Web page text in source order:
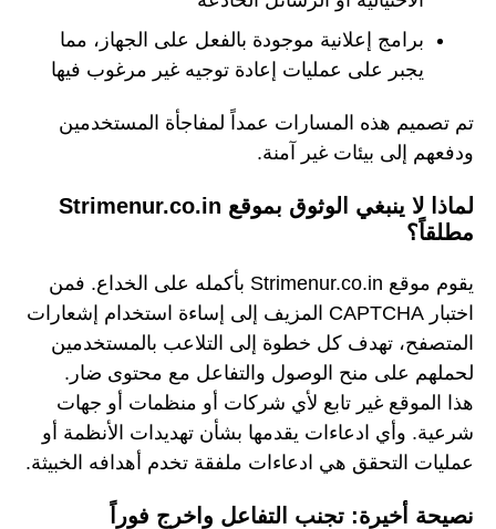
برامج إعلانية موجودة بالفعل على الجهاز، مما
يجبر على عمليات إعادة توجيه غير مرغوب فيها
تم تصميم هذه المسارات عمداً لمفاجأة المستخدمين
ودفعهم إلى بيئات غير آمنة.
لماذا لا ينبغي الوثوق بموقع Strimenur.co.in
مطلقاً؟
يقوم موقع Strimenur.co.in بأكمله على الخداع. فمن
اختبار CAPTCHA المزيف إلى إساءة استخدام إشعارات
المتصفح، تهدف كل خطوة إلى التلاعب بالمستخدمين
لحملهم على منح الوصول والتفاعل مع محتوى ضار.
هذا الموقع غير تابع لأي شركات أو منظمات أو جهات
شرعية. وأي ادعاءات يقدمها بشأن تهديدات الأنظمة أو
عمليات التحقق هي ادعاءات ملفقة تخدم أهدافه الخبيثة.
نصيحة أخيرة: تجنب التفاعل واخرج فوراً